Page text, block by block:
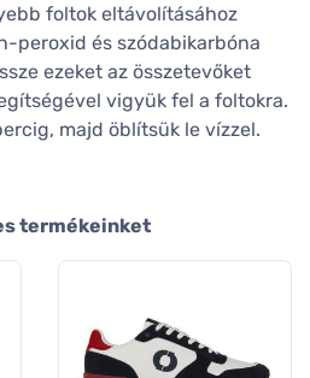
foltok eltávolításához
peroxid és szódabikarbóna
ezeket az összetevőket
vigyük fel a foltokra.
majd öblítsük le vízzel.
termékeinket